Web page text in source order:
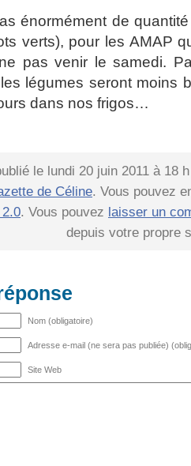
énormément de
verts), pour les AMAP
pas venir le samedi.
légumes seront moins
dans nos frigos…
le lundi 20 juin 2011 à 18
de Céline. Vous pouvez
. Vous pouvez laisser un
depuis votre propre
Nom (obligatoire)
Adresse e-mail (ne sera pas publiée)
Site Web